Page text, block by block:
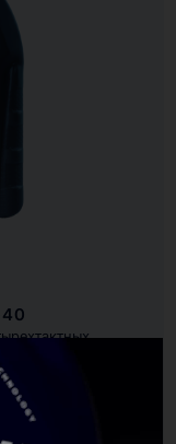
40
и малой